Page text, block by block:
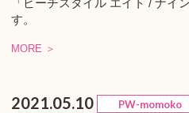
す。
MORE ＞
2021.05.10 PW-momoko